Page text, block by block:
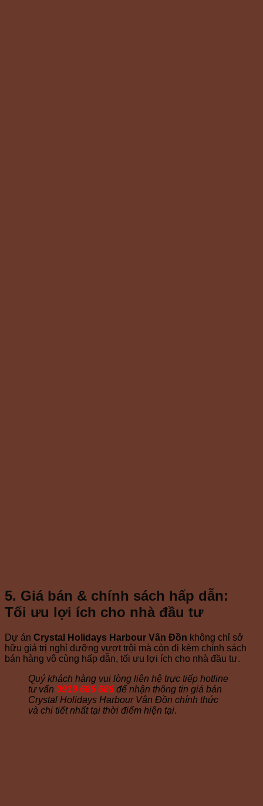
5. Giá bán & chính sách hấp dẫn:
Tối ưu lợi ích cho nhà đầu tư
Dự án Crystal Holidays Harbour Vân Đồn không chỉ sở
hữu giá trị nghỉ dưỡng vượt trội mà còn đi kèm chính sách
bán hàng vô cùng hấp dẫn, tối ưu lợi ích cho nhà đầu tư.
Quý khách hàng vui lòng liên hệ trực tiếp hotline
tư vấn 0919 686 686 để nhận thông tin giá bán
Crystal Holidays Harbour Vân Đồn chính thức
và chi tiết nhất tại thời điểm hiện tại.